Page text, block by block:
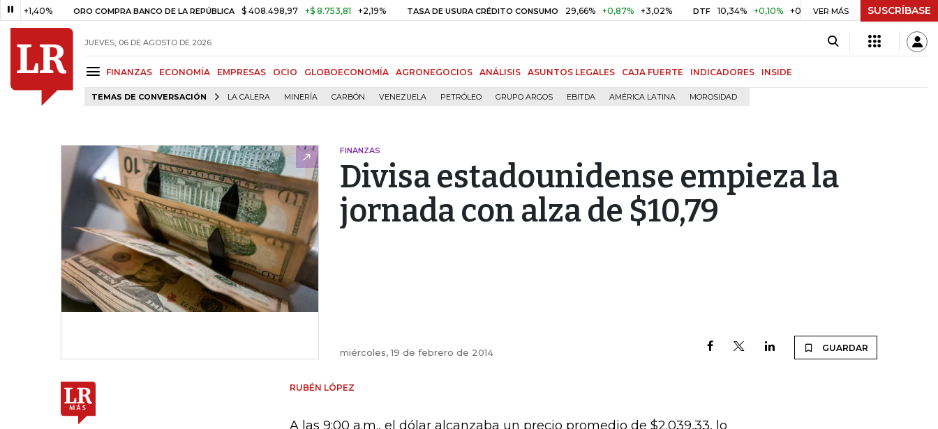
+1,40% ORO COMPRA BANCO DE LA REPÚBLICA $ 408.498,97 +$ 8.753,81 +2,19% TASA DE USURA CRÉDITO CONSUMO 29,66% +0,87% +3,02% DTF 10,34% +0,10% +0,98% UVR $ 416,86 +$ 0,05
VER MÁS SUSCRÍBASE
JUEVES, 06 DE AGOSTO DE 2026
FINANZAS ECONOMÍA EMPRESAS OCIO GLOBOECONOMÍA AGRONEGOCIOS ANÁLISIS ASUNTOS LEGALES CAJA FUERTE INDICADORES INSIDE
TEMAS DE CONVERSACIÓN LA CALERA MINERÍA CARBÓN VENEZUELA PETRÓLEO GRUPO ARGOS EBITDA AMÉRICA LATINA MOROSIDAD
FINANZAS
Divisa estadounidense empieza la
jornada con alza de $10,79
miércoles, 19 de febrero de 2014 GUARDAR
RUBÉN LÓPEZ
A las 9:00 a.m., el dólar alcanzaba un precio promedio de $2.039,33, lo